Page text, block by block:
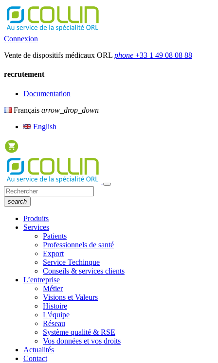
Connexion
Vente de dispositifs médicaux ORL phone +33 1 49 08 08 88
recrutement
Documentation
Français arrow_drop_down
English
search
Produits
Services
Patients
Professionnels de santé
Export
Service Techinque
Conseils & services clients
L’entreprise
Métier
Visions et Valeurs
Histoire
L'équipe
Réseau
Système qualité & RSE
Vos données et vos droits
Actualités
Contact